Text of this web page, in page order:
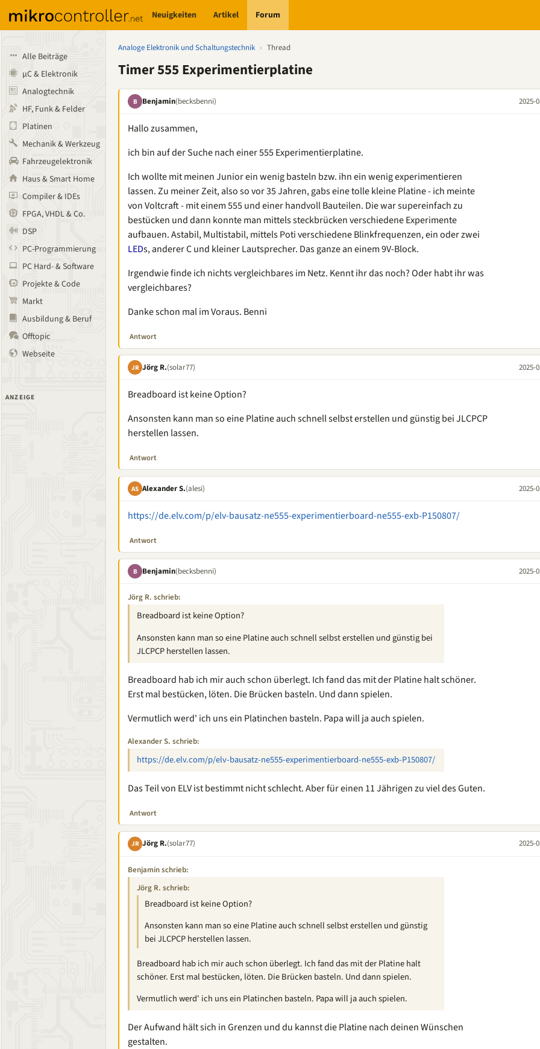
Neuigkeiten Artikel Forum
Alle Beiträge
µC & Elektronik
Analogtechnik
HF, Funk & Felder
Platinen
Mechanik & Werkzeug
Fahrzeugelektronik
Haus & Smart Home
Compiler & IDEs
FPGA, VHDL & Co.
DSP
PC-Programmierung
PC Hard- & Software
Projekte & Code
Markt
Ausbildung & Beruf
Offtopic
Webseite
ANZEIGE
Analoge Elektronik und Schaltungstechnik › Thread
Timer 555 Experimentierplatine
B Benjamin(becksbenni) 2025-
Hallo zusammen,
ich bin auf der Suche nach einer 555 Experimentierplatine.
Ich wollte mit meinen Junior ein wenig basteln bzw. ihn ein wenig experimentieren
lassen. Zu meiner Zeit, also so vor 35 Jahren, gabs eine tolle kleine Platine - ich meinte
von Voltcraft - mit einem 555 und einer handvoll Bauteilen. Die war supereinfach zu
bestücken und dann konnte man mittels steckbrücken verschiedene Experimente
aufbauen. Astabil, Multistabil, mittels Poti verschiedene Blinkfrequenzen, ein oder zwei
LEDs, anderer C und kleiner Lautsprecher. Das ganze an einem 9V-Block.
Irgendwie finde ich nichts vergleichbares im Netz. Kennt ihr das noch? Oder habt ihr was
vergleichbares?
Danke schon mal im Voraus. Benni
Antwort
JR Jörg R.(solar77) 2025-
Breadboard ist keine Option?
Ansonsten kann man so eine Platine auch schnell selbst erstellen und günstig bei JLCPCP
herstellen lassen.
Antwort
AS Alexander S.(alesi) 2025-
https://de.elv.com/p/elv-bausatz-ne555-experimentierboard-ne555-exb-P150807/
Antwort
B Benjamin(becksbenni) 2025-
Jörg R. schrieb:
Breadboard ist keine Option?
Ansonsten kann man so eine Platine auch schnell selbst erstellen und günstig bei
JLCPCP herstellen lassen.
Breadboard hab ich mir auch schon überlegt. Ich fand das mit der Platine halt schöner.
Erst mal bestücken, löten. Die Brücken basteln. Und dann spielen.
Vermutlich werd' ich uns ein Platinchen basteln. Papa will ja auch spielen.
Alexander S. schrieb:
https://de.elv.com/p/elv-bausatz-ne555-experimentierboard-ne555-exb-P150807/
Das Teil von ELV ist bestimmt nicht schlecht. Aber für einen 11 Jährigen zu viel des Guten.
Antwort
JR Jörg R.(solar77) 2025-
Benjamin schrieb:
Jörg R. schrieb:
Breadboard ist keine Option?
Ansonsten kann man so eine Platine auch schnell selbst erstellen und günstig
bei JLCPCP herstellen lassen.
Breadboard hab ich mir auch schon überlegt. Ich fand das mit der Platine halt
schöner. Erst mal bestücken, löten. Die Brücken basteln. Und dann spielen.
Vermutlich werd' ich uns ein Platinchen basteln. Papa will ja auch spielen.
Der Aufwand hält sich in Grenzen und du kannst die Platine nach deinen Wünschen
gestalten.